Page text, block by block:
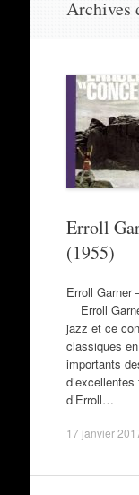
Archives
Erroll
(1955)
Erroll Garner
Erroll
jazz et ce
classiques
importants
d’Erroll…
17 janvier